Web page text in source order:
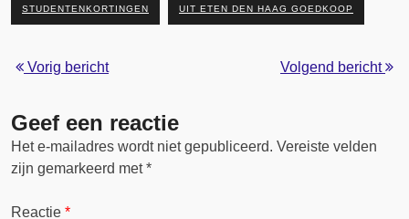
STUDENTENKORTINGEN UIT ETEN DEN HAAG GOEDKOOP
Vorig bericht Volgend bericht
Geef een reactie
Het e-mailadres wordt niet gepubliceerd. Vereiste velden
zijn gemarkeerd met*
Reactie *